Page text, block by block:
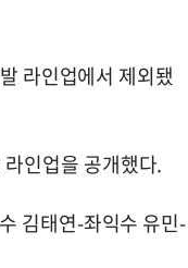
라인업에서 제외됐
인업을 공개했다.
김태연-좌익수 유민-